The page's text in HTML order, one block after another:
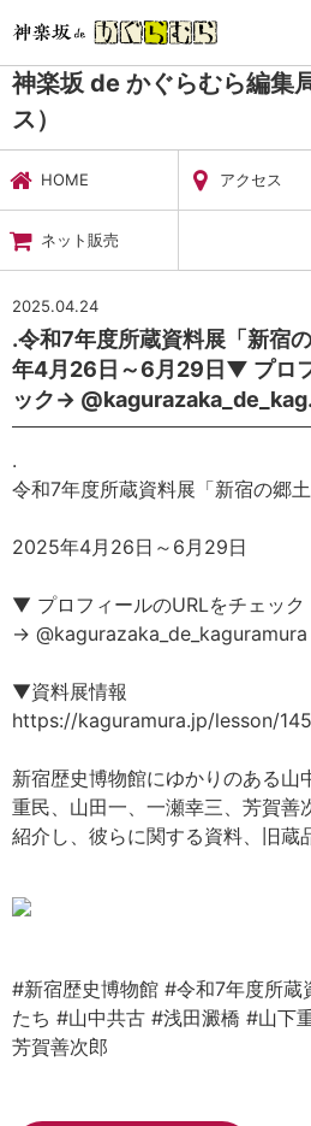
暮らし・娯楽
神楽坂 de かぐ
ニュース
神楽坂 de かぐらむら編集
ス）
HOME アクセス
ネット販売
2025.04.24
.令和7年度所蔵資料展「新宿
年4月26日～6月29日▼ プロ
ック→
.
令和7年度所蔵資料展「新宿の郷土
2025年4月26日～6月29日
▼ プロフィールのURLをチェック
→ @kagurazaka_de_kaguramura
▼資料展情報
https://kaguramura.jp/lesson/
新宿歴史博物館にゆかりのある山
重民、山田一、一瀬幸三、芳賀善
紹介し、彼らに関する資料、旧蔵
#新宿歴史博物館 #令和7年度所蔵
たち #山中共古 #浅田澱橋 #山下
芳賀善次郎